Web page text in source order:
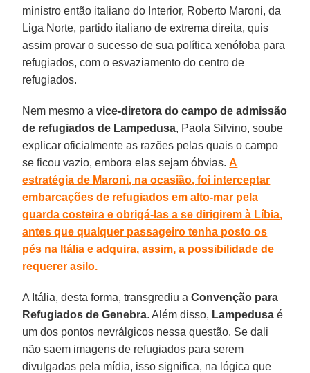
ministro então italiano do Interior, Roberto Maroni, da
Liga Norte, partido italiano de extrema direita, quis
assim provar o sucesso de sua política xenófoba para
refugiados, com o esvaziamento do centro de
refugiados.
Nem mesmo avice-diretora do campo de admissão
de refugiados de Lampedusa, Paola Silvino, soube
explicar oficialmente as razões pelas quais o campo
se ficou vazio, embora elas sejam óbvias.A
estratégia de Maroni, na ocasião, foi interceptar
embarcações de refugiados em alto-mar pela
guarda costeira e obrigá-las a se dirigirem à Líbia,
antes que qualquer passageiro tenha posto os
pés na Itália e adquira, assim, a possibilidade de
requerer asilo.
A Itália, desta forma, transgrediu aConvenção para
Refugiados de Genebra. Além disso, Lampedusa é
um dos pontos nevrálgicos nessa questão. Se dali
não saem imagens de refugiados para serem
divulgadas pela mídia, isso significa, na lógica que